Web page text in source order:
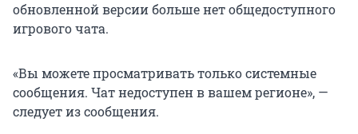
обновленной версии больше нет общедоступного
игрового чата.
«Вы можете просматривать только системные
сообщения. Чат недоступен в вашем регионе», —
следует из сообщения.